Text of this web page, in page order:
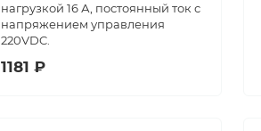
нагрузкой 16 А, постоянный ток с
напряжением управления
220VDC.
1181 ₽